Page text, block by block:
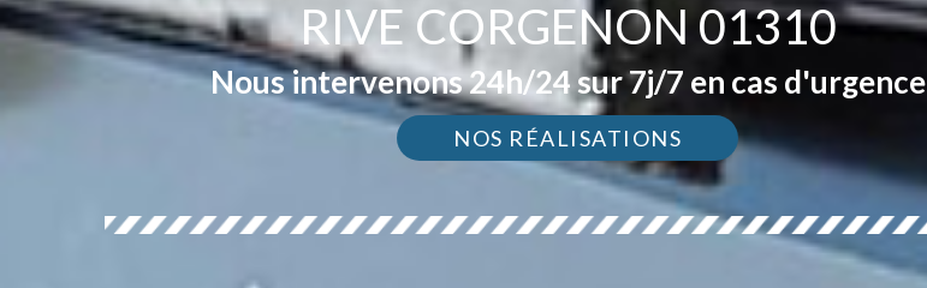
RIVE CORGENON 01310
Nous intervenons 24h/24 sur 7j/7 en cas d'urgence
NOS RÉALISATIONS